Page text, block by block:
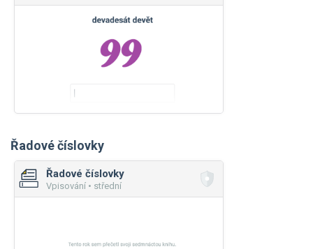
Řadové číslovky
Řadové číslovky
Vpisování • střední